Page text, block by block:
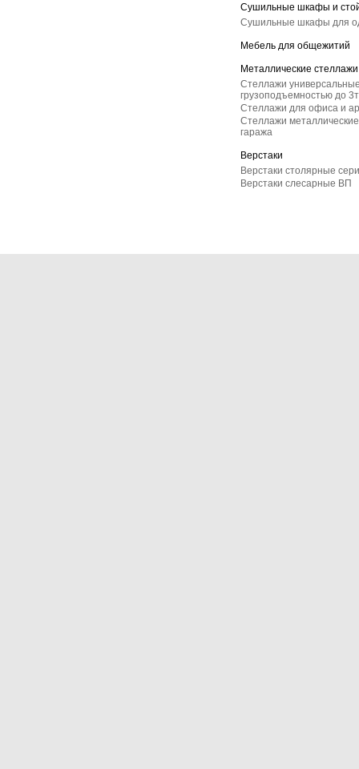
Сушильные шкафы и
Сушильные шкафы для
Мебель для общежитий
Металлические стеллажи
Стеллажи
грузоподъемностью до
Стеллажи для офиса и
Стеллажи
гаража
Верстаки
Верстаки столярные
Верстаки слесарные ВП